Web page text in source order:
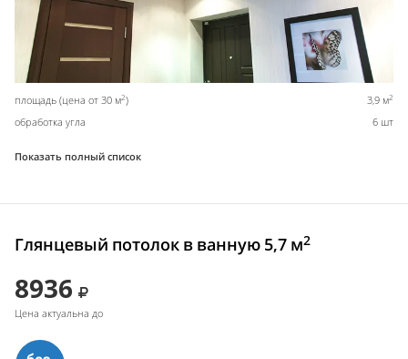
площадь (цена от 30 м2) 3,9 м2
обработка угла 6 шт
Показать полный список
Глянцевый потолок в ванную 5,7 м2
8936
Цена актуальна до